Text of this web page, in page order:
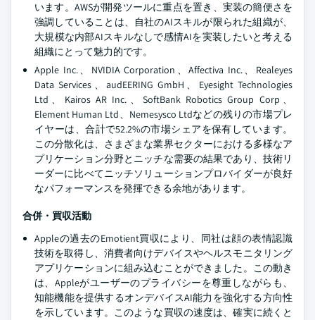
います。AWSが開発ツールに重点を置き、実装の簡便さを
強調していることは、自社のAIスキルが限られた組織が、
大規模な内部AIスキルなしで感情AIを実装したいと考える
組織にとって魅力的です。
Apple Inc.、NVIDIA Corporation、Affectiva Inc.、Realeyes
Data Services、audEERING GmbH、Eyesight Technologies
Ltd、Kairos AR Inc.、SoftBank Robotics Group Corp、
Element Human Ltd、Nemesysco Ltdなどの残りの市場プレ
イヤーは、合計で52.2%の市場シェアを保有しています。
この分散化は、さまざまな業界セクターにおける多様なア
プリケーション分野とニッチな需要の結果であり、技術リ
ーダーに比べてニッチソリューションプロバイダーが良好
なパフォーマンスを発揮できる余地があります。
合併・買収活動
Appleの過去のEmotient買収により、同社は顔の表情認識
技術を取得し、消費者向けデバイスやヘルスモニタリング
アプリケーションに組み込むことができました。この動き
は、Appleがユーザーのプライバシーを尊重しながらも、
知能機能を提供するオンデバイスAI能力を強化する方向性
を示しています。このような買収の速度は、確実に続くと